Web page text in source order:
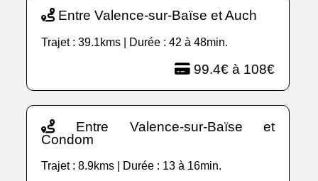
Entre Valence-sur-Baïse et Auch
Trajet : 39.1kms | Durée : 42 à 48min.
99.4€ à 108€
Entre Valence-sur-Baïse et
Condom
Trajet : 8.9kms | Durée : 13 à 16min.